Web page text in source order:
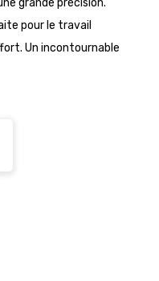
grande précision.
pour le travail
Un incontournable